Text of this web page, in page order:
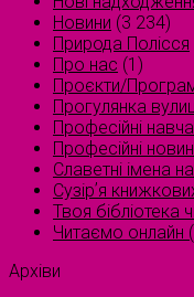
Новини (3 234)
Природа Полісся
Про нас (1)
Проєкти/
Прогулянка
Професійні
Професійні
Славетні імена
Сузірʼя
Твоя бібліотека
Читаємо онлайн
Архіви